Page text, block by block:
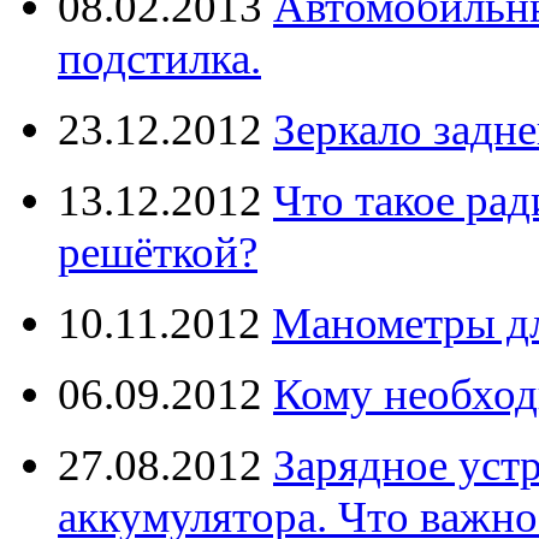
подстилка.
23.12.2012 Зеркало
13.12.2012 Что такое
решёткой?
10.11.2012 Манометры
06.09.2012 Кому
27.08.2012 Зарядное
аккумулятора. Что